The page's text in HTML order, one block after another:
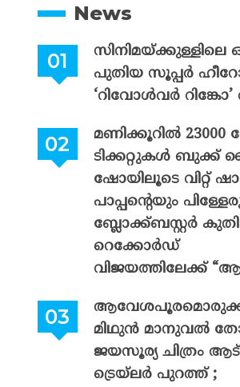
News
സിനിമയ്ക്കുള്ളിലെ
പുതിയ സൂപ്പർ
‘റിവോൾവർ റിങ്കോ’
മണിക്കൂറിൽ 23000
ടിക്കറ്റുകൾ ബുക്ക്
ഷോയിലൂടെ വിറ്റ്
പാപ്പന്റെയും
ബ്ലോക്ക്ബസ്റ്റർ
റെക്കോർഡ്
വിജയത്തിലേക്ക്
മിഥുൻ മാനുവൽ
ജയസൂര്യ ചിത്രം ആട്
ട്രെയ്‌ലർ പുറത്ത് ;